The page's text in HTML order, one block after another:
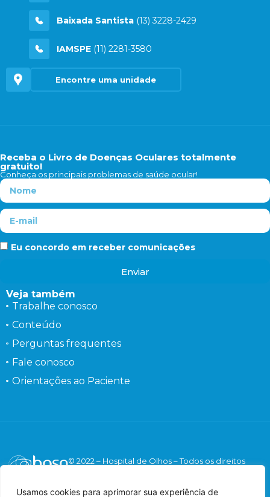
Usamos cookies para aprimorar sua experiência de
Baixada Santista (13) 3228-2429
IAMSPE (11) 2281-3580
Encontre uma unidade
Receba o Livro de Doenças Oculares totalmente
gratuito!
Conheça os principais problemas de saúde ocular!
Eu concordo em receber comunicações
Enviar
Veja também
Trabalhe conosco
Conteúdo
Perguntas frequentes
Fale conosco
Orientações ao Paciente
© 2022 – Hospital de Olhos – Todos os direitos